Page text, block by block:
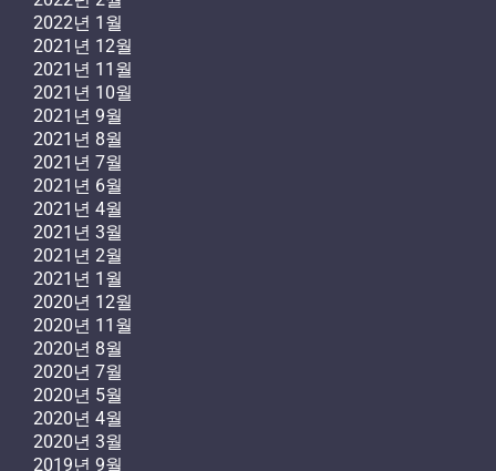
2022년 1월
2021년 12월
2021년 11월
2021년 10월
2021년 9월
2021년 8월
2021년 7월
2021년 6월
2021년 4월
2021년 3월
2021년 2월
2021년 1월
2020년 12월
2020년 11월
2020년 8월
2020년 7월
2020년 5월
2020년 4월
2020년 3월
2019년 9월